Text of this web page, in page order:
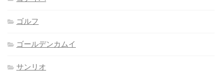
ゴルフ
ゴールデンカムイ
サンリオ